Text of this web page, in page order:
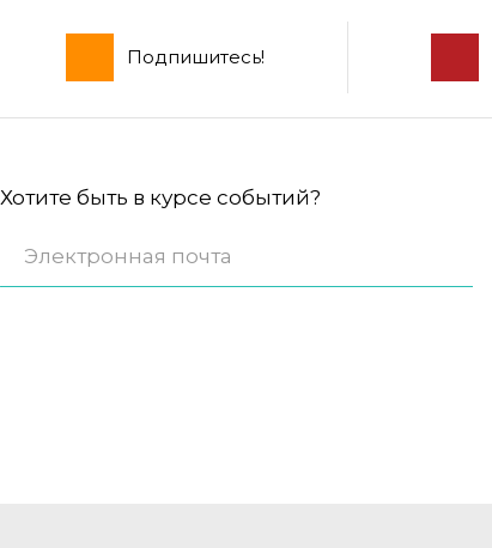
Подпишитесь!
Хотите быть в курсе событий?